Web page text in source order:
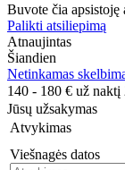
Buvote čia apsistoję
Palikti atsiliepimą
Atnaujintas
Šiandien
Netinkamas
140 - 180 € už naktį
Jūsų užsakymas
Atvykimas
Viešnagės datos